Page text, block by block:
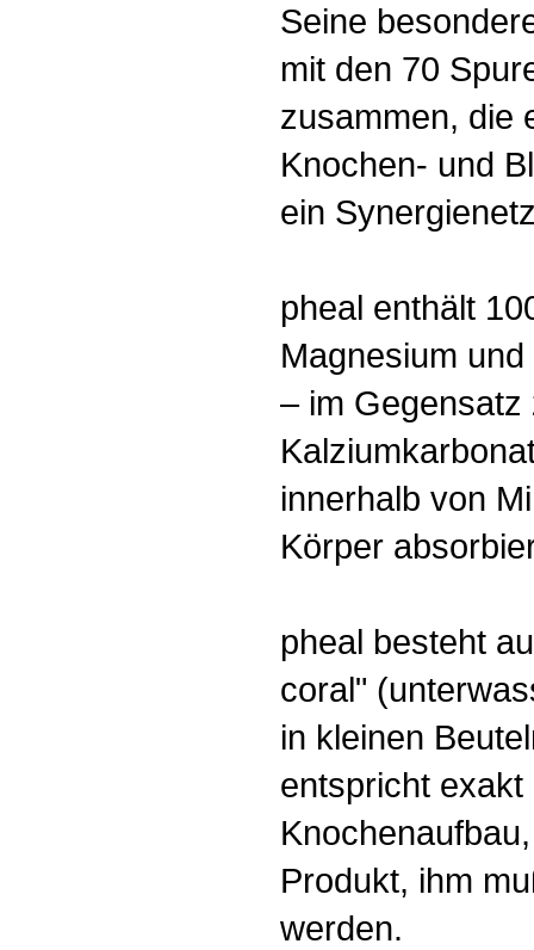
Seine
mit den 70
zusammen, die
Knochen- und
ein
pheal enthält
Magnesium
– im
innerhalb von
Körper
pheal besteht
coral"
in kleinen
entspricht
Produkt, ihm
werden.